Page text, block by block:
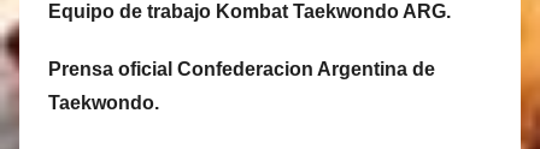
Equipo de trabajo Kombat Taekwondo ARG.
Prensa oficial Confederacion Argentina de
Taekwondo.